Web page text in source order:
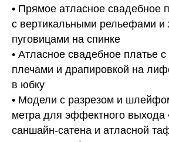
• Прямое атласное свадебное
с вертикальными рельефами
пуговицами на спинке
• Атласное свадебное платье
плечами и драпировкой на
в юбку
• Модели с разрезом и
метра для эффектного выхода
саншайн-сатена и атласной